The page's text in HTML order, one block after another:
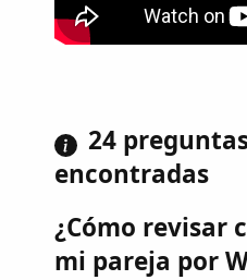
24
encontradas
¿Cómo revisar
mi pareja por